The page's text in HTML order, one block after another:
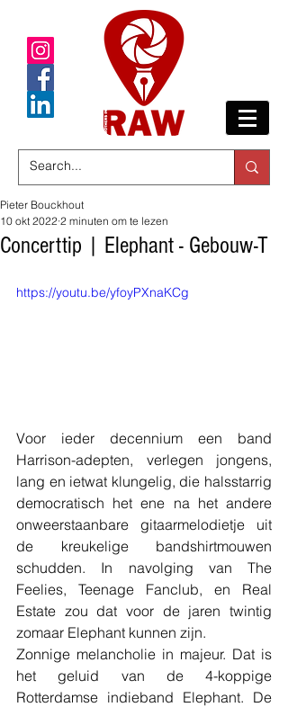
Concerttip | Elephant - Gebouw-T
Pieter Bouckhout
10 okt 2022 2 minuten om te lezen
https://youtu.be/yfoyPXnaKCg
Voor ieder decennium een band
Harrison-adepten, verlegen jongens,
lang en ietwat klungelig, die halsstarrig
democratisch het ene na het andere
onweerstaanbare gitaarmelodietje uit
de kreukelige bandshirtmouwen
schudden. In navolging van The
Feelies, Teenage Fanclub, en Real
Estate zou dat voor de jaren twintig
zomaar Elephant kunnen zijn.
Zonnige melancholie in majeur. Dat is
het geluid van de 4-koppige
Rotterdamse indieband Elephant. De